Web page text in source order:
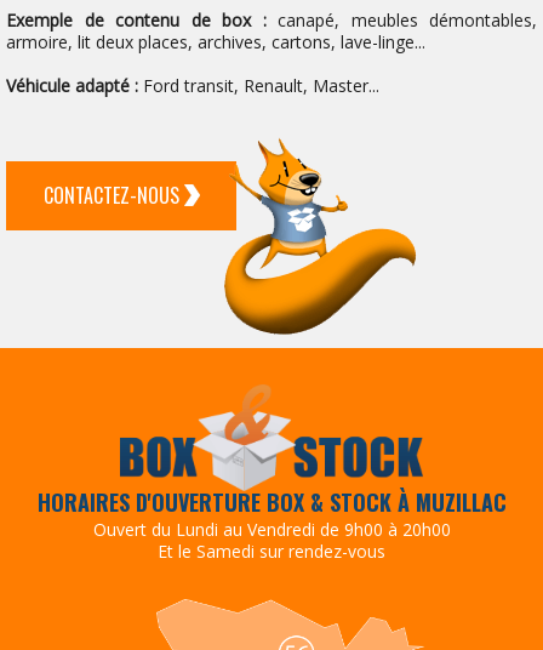
Exemple de contenu de box :canapé, meubles démontables,
armoire, lit deux places, archives, cartons, lave-linge...
Véhicule adapté : Ford transit, Renault, Master...
CONTACTEZ-NOUS
HORAIRES D'OUVERTURE BOX & STOCK À MUZILLAC
Ouvert du Lundi au Vendredi de 9h00 à 20h00
Et le Samedi sur rendez-vous